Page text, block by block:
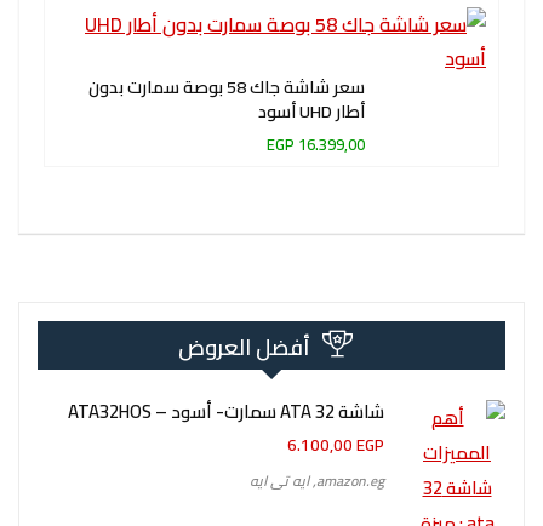
سعر شاشة جاك 58 بوصة سمارت بدون
أطار UHD أسود
16.399,00 EGP
أفضل العروض
شاشة 32 ATA سمارت- أسود – ATA32HOS
6.100,00EGP
amazon.eg
,ايه تى ايه